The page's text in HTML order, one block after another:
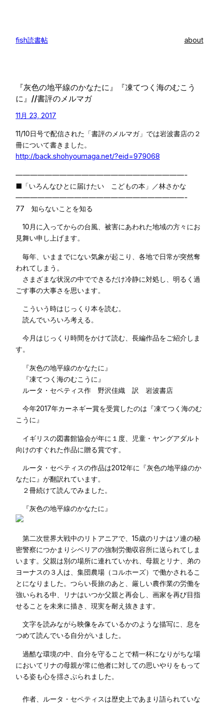
fish読書帖 about
『灰色の地平線のかなたに』『凍てつく海のむこう
に』//書評のメルマガ
11月 23, 2017
11/10日号で配信された「書評のメルマガ」では岩波書店の２
冊について書きました。
http://back.shohyoumaga.net/?eid=979068
———————————————————————-
■「いろんなひとに届けたい こどもの本」／林さかな
———————————————————————-
77 知らないことを知る
10月に入ってからの台風、被害にあわれた地域の方々にお
見舞い申し上げます。
毎年、いままでにない気象が起こり、各地で日常が突然奪
われてしまう。
さまざまな状況の中でできるだけ冷静に対処し、明るく過
ごす事の大事さを思います。
こういう時はじっくり本を読む。
読んでいろいろ考える。
今月はじっくり時間をかけて読む、長編作品をご紹介しま
す。
『灰色の地平線のかなたに』
『凍てつく海のむこうに』
ルータ・セペティス作 野沢佳織 訳 岩波書店
今年2017年カーネギー賞を受賞したのは『凍てつく海のむ
こうに』
イギリスの図書館協会が年に１度、児童・ヤングアダルト
向けのすぐれた作品に贈る賞です。
ルータ・セペティスの作品は2012年に『灰色の地平線のか
なたに』が翻訳れています。
２冊続けて読んでみました。
『灰色の地平線のかなたに』
第二次世界大戦中のリトアニアで、15歳のリナはソ連の秘
密警察につかまりシベリアの強制労働収容所に送られてしま
います。父親は別の場所に連れていかれ、母親とリナ、弟の
ヨーナスの３人は、集団農場（コルホーズ）で働かされるこ
とになりました。つらい長旅のあと、厳しい農作業の労働を
強いられる中、リナはいつか父親と再会し、画家を再び目指
せることを未来に描き、現実を耐え抜きます。
文字を読みながら映像をみているかのような描写に、息を
つめて読んでいる自分がいました。
過酷な環境の中、自分を守ることで精一杯になりがちな場
においてリナの母親が常に他者に対しての思いやりをもって
いる姿も心を揺さぶられました。
作者、ルータ・セペティスは歴史上であまり語られていな